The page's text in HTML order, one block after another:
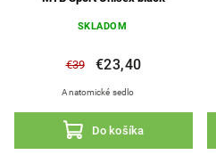
SKLADOM
€39 €23,40
Do košíka
Anatomické sedlo